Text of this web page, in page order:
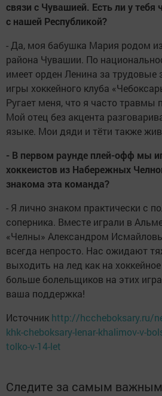
связи с Чувашией. Есть ли у
с нашей Республикой?
- Да, моя бабушка Мария родом
района Чувашии. По
имеет орден Ленина за трудовые
игры хоккейного клуба
Ругает меня, что я часто травмы
Мой отец без акцента
языке. Мои дяди и тёти также
- В первом раунде плей-офф мы
хоккеистов из Набережных
знакома эта команда?
- Я лично знаком практически с
соперника. Вместе играли в
«Челны» Александром
всегда непросто. Нас ожидают
выходить на лед как на
больше болельщиков на этих
ваша поддержка!
Источник http://hccheboksary.ru/
khk-cheboksary-lenar-khalimov-v-
tolko-v-14-let
Следите за самым